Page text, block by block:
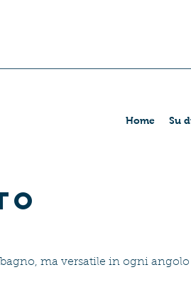
Home Su
ma versatile in ogni angolo